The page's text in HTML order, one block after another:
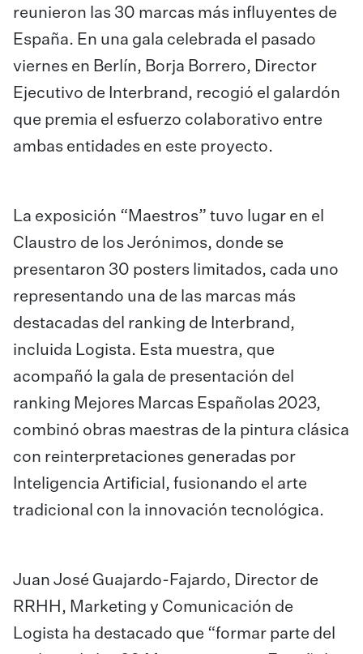
reunieron las 30 marcas más influyentes de
España. En una gala celebrada el pasado
viernes en Berlín, Borja Borrero, Director
Ejecutivo de Interbrand, recogió el galardón
que premia el esfuerzo colaborativo entre
ambas entidades en este proyecto.
La exposición “Maestros” tuvo lugar en el
Claustro de los Jerónimos, donde se
presentaron 30 posters limitados, cada uno
representando una de las marcas más
destacadas del ranking de Interbrand,
incluida Logista. Esta muestra, que
acompañó la gala de presentación del
ranking Mejores Marcas Españolas 2023,
combinó obras maestras de la pintura clásica
con reinterpretaciones generadas por
Inteligencia Artificial, fusionando el arte
tradicional con la innovación tecnológica.
Juan José Guajardo-Fajardo, Director de
RRHH, Marketing y Comunicación de
Logista ha destacado que “formar parte del